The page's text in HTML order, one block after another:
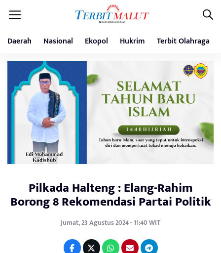
Daerah Nasional Ekopol Hukrim Terbit Olahraga
Pilkada Halteng : Elang-Rahim
Borong 8 Rekomendasi Partai Politik
Jumat, 23 Agustus 2024 - 11:40 WIT